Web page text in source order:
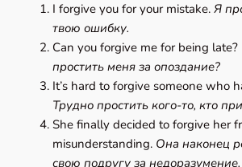
I forgive you for your mistake. Я
твою ошибку.
Can you forgive me for being late?
простить меня за опоздание?
It’s hard to forgive someone who
Трудно простить кого-то, кто
She finally decided to forgive her
misunderstanding. Она наконец
свою подругу за недоразумение.